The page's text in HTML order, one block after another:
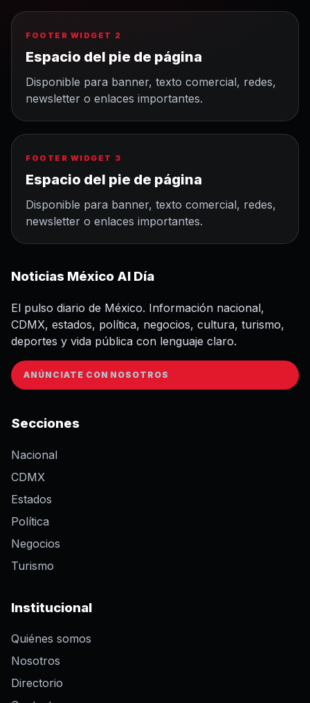
FOOTER WIDGET 2
Espacio del pie de página
Disponible para banner, texto comercial, redes,
newsletter o enlaces importantes.
FOOTER WIDGET 3
Espacio del pie de página
Disponible para banner, texto comercial, redes,
newsletter o enlaces importantes.
Noticias México Al Día
El pulso diario de México. Información nacional,
CDMX, estados, política, negocios, cultura, turismo,
deportes y vida pública con lenguaje claro.
ANÚNCIATE CON NOSOTROS
Secciones
Nacional
CDMX
Estados
Política
Negocios
Turismo
Institucional
Quiénes somos
Nosotros
Directorio